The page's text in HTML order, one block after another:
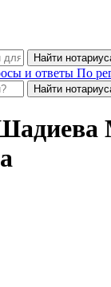
и ответы По